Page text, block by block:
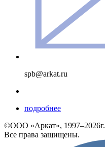
spb@arkat.ru
подробнее
©ООО «Аркат», 1997–2026г.
Все права защищены.